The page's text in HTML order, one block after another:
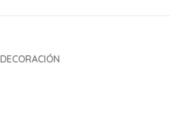
DECORACIÓN